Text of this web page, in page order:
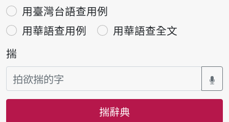
用臺灣台語查用例
用華語查用例
用華語查全文
揣
揣辭典